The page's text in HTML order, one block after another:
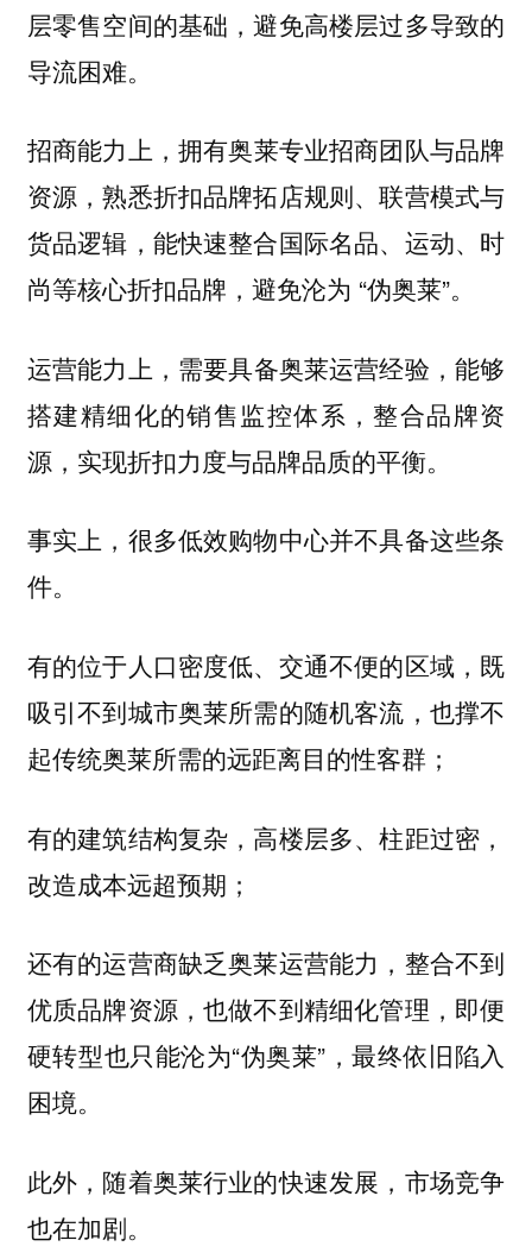
层零售空间的基础，避免高楼层过多导致的
导流困难。
招商能力上 ，拥有奥莱专业招商团队与品牌
资源，熟悉折扣品牌拓店规则、联营模式与
货品逻辑，能快速整合国际名品、运动、时
尚等核心折扣品牌，避免沦为 “伪奥莱”。
运营能力上 ，需要具备奥莱运营经验，能够
搭建精细化的销售监控体系，整合品牌资
源，实现折扣力度与品牌品质的平衡。
事实上，很多低效购物中心并不具备这些条
件。
有的位于人口密度低、交通不便的区域，既
吸引不到城市奥莱所需的随机客流，也撑不
起传统奥莱所需的远距离目的性客群；
有的建筑结构复杂，高楼层多、柱距过密，
改造成本远超预期；
还有的运营商缺乏奥莱运营能力，整合不到
优质品牌资源，也做不到精细化管理，即便
硬转型也只能沦为“伪奥莱”，最终依旧陷入
困境。
此外，随着奥莱行业的快速发展，市场竞争
也在加剧。